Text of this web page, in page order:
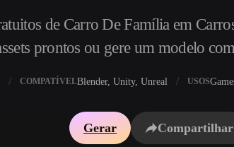
API
de trabalho.
Conversor de
de Carro De Família em
prontos ou gere um modelo
COMPATÍVELBlender, Unity, Unreal USOS
Gerar Compartilhar